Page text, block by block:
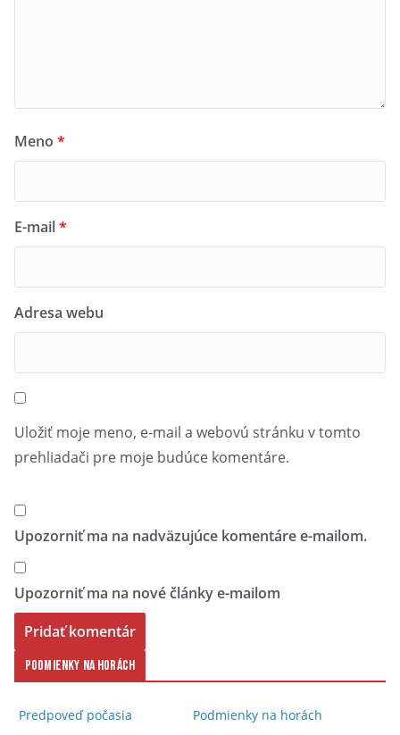
Meno *
E-mail*
Adresa webu
Uložiť moje meno, e-mail a webovú stránku v tomto
prehliadači pre moje budúce komentáre.
Upozorniť ma na nadväzujúce komentáre e-mailom.
Upozorniť ma na nové články e-mailom
Podmienky na horách
Predpoveď počasia
Podmienky na horách